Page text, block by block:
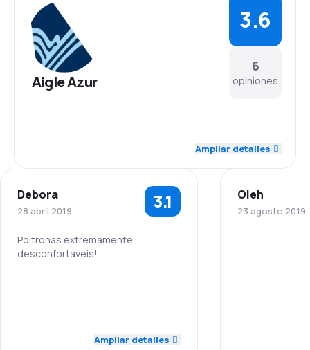
Aigle Azur
6
opiniones
3.6
Red de conexiones
Precio del billete
Ampliar detalles
Debora
28 abril 2019 3.1
Poltronas extremamente
desconfortáveis!
Ampliar detalles
Oleh
23 agosto 2019